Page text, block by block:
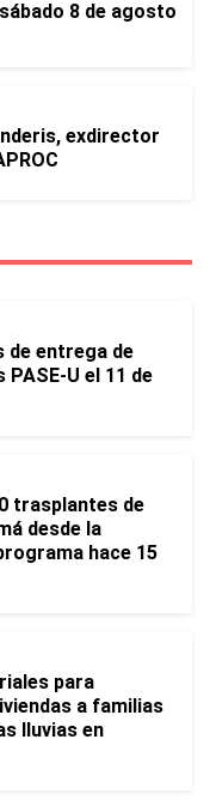
8 de agosto
exdirector
de entrega de
U el 11 de
trasplantes de
desde la
hace 15
para
a familias
lluvias en